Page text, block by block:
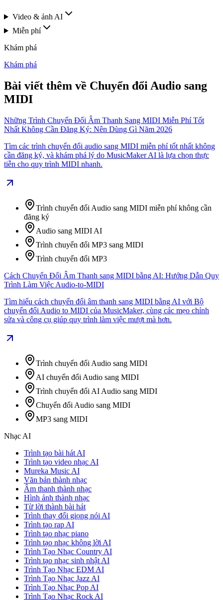
Video & ảnh AI
Miễn phí
Khám phá
Khám phá
Bài viết thêm về Chuyển đổi Audio sang
MIDI
Những Trình Chuyển Đổi Âm Thanh Sang MIDI Miễn Phí Tốt
Nhất Không Cần Đăng Ký: Nên Dùng Gì Năm 2026
Tìm các trình chuyển đổi audio sang MIDI miễn phí tốt nhất không
cần đăng ký, và khám phá lý do MusicMaker AI là lựa chọn thực
tiễn cho quy trình MIDI nhanh.
Trình chuyển đổi Audio sang MIDI miễn phí không cần
đăng ký
Audio sang MIDI AI
Trình chuyển đổi MP3 sang MIDI
Trình chuyển đổi MP3
Cách Chuyển Đổi Âm Thanh sang MIDI bằng AI: Hướng Dẫn Quy
Trình Làm Việc Audio-to-MIDI
Tìm hiểu cách chuyển đổi âm thanh sang MIDI bằng AI với Bộ
chuyển đổi Audio to MIDI của MusicMaker, cùng các mẹo chỉnh
sửa và công cụ giúp quy trình làm việc mượt mà hơn.
Trình chuyển đổi Audio sang MIDI
AI chuyển đổi Audio sang MIDI
Trình chuyển đổi AI Audio sang MIDI
Chuyển đổi Audio sang MIDI
MP3 sang MIDI
Nhạc AI
Trình tạo bài hát AI
Trình tạo video nhạc AI
Mureka Music AI
Văn bản thành nhạc
Âm thanh thành nhạc
Hình ảnh thành nhạc
Từ lời thành bài hát
Trình thay đổi giọng nói AI
Trình tạo rap AI
Trình tạo nhạc piano
Trình tạo nhạc không lời AI
Trình Tạo Nhạc Country AI
Trình tạo nhạc sinh nhật AI
Trình Tạo Nhạc EDM AI
Trình Tạo Nhạc Jazz AI
Trình Tạo Nhạc Pop AI
Trình Tạo Nhạc Rock AI